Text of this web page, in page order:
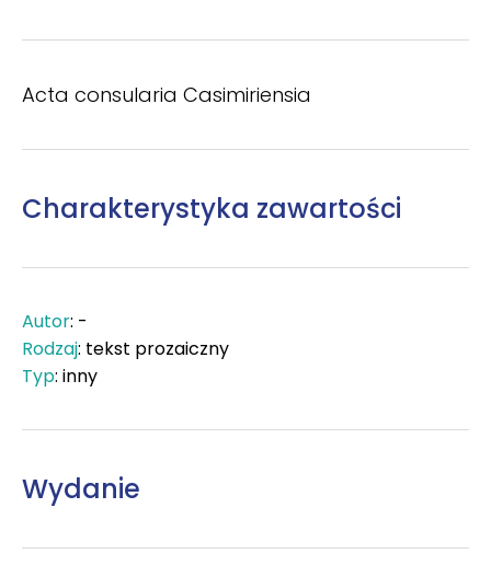
Acta consularia Casimiriensia
Charakterystyka zawartości
Autor: -
Rodzaj: tekst prozaiczny
Typ: inny
Wydanie